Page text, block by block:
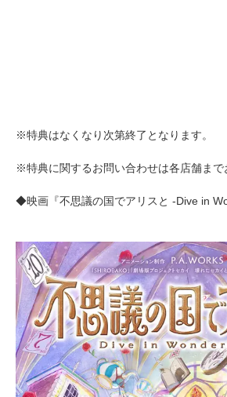
※特典はなくなり次第終了となります。
※特典に関するお問い合わせは各店舗まで
◆映画『不思議の国でアリスと -Dive in